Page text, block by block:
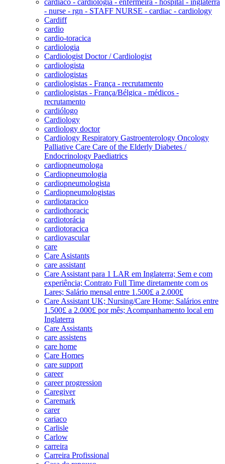
- nurse - rgn - STAFF NURSE - cardiac - cardiology
Cardiff
cardio
cardio-toracica
cardiologia
Cardiologist Doctor / Cardiologist
cardiologista
cardiologistas
cardiologistas - França - recrutamento
cardiologistas - França/Bélgica - médicos -
recrutamento
cardiólogo
Cardiology
cardiology doctor
Cardiology Respiratory Gastroenterology Oncology
Palliative Care Care of the Elderly Diabetes /
Endocrinology Paediatrics
cardiopneumologa
Cardiopneumologia
cardiopneumologista
Cardiopneumologistas
cardiotaracico
cardiothoracic
cardiotorácia
cardiotoracica
cardiovascular
care
Care Asistants
care assistant
Care Assistant para 1 LAR em Inglaterra; Sem e com
experiência; Contrato Full Time diretamente com os
Lares; Salário mensal entre 1.500£ a 2.000£
Care Assistant UK; Nursing/Care Home; Salários entre
1.500£ a 2.000£ por mês; Acompanhamento local em
Inglaterra
Care Assistants
care assistens
care home
Care Homes
care support
career
career progression
Caregiver
Caremark
carer
cariaco
Carlisle
Carlow
carreira
Carreira Profissional